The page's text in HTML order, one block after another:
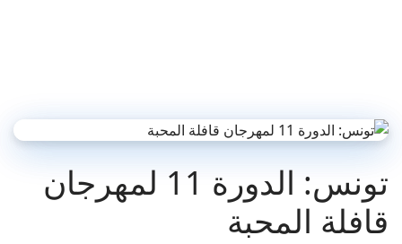
تونس: الدورة 11 لمهرجان
قافلة المحبة